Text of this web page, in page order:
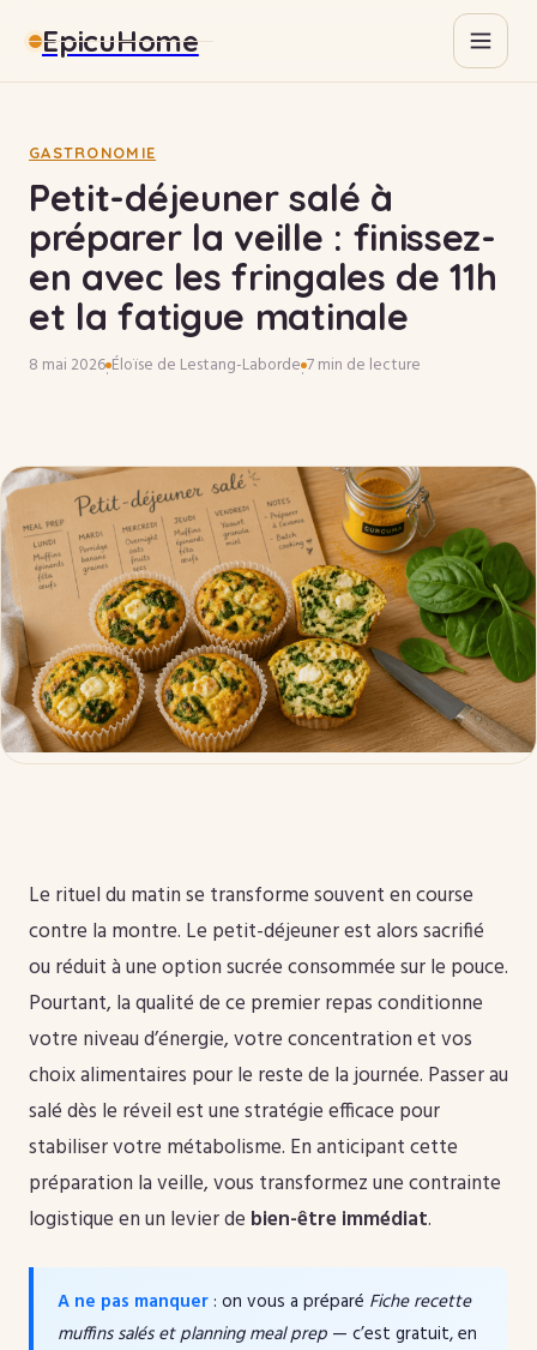
EpicuHome
Gastronomie
Maison
Bricolage
Immobilier
GASTRONOMIE
Petit-déjeuner salé à
préparer la veille : finissez-
en avec les fringales de 11h
et la fatigue matinale
8 mai 2026·Éloïse de Lestang-Laborde·7 min de lecture
Le rituel du matin se transforme souvent en course
contre la montre. Le petit-déjeuner est alors sacrifié
ou réduit à une option sucrée consommée sur le pouce.
Pourtant, la qualité de ce premier repas conditionne
votre niveau d’énergie, votre concentration et vos
choix alimentaires pour le reste de la journée. Passer au
salé dès le réveil est une stratégie efficace pour
stabiliser votre métabolisme. En anticipant cette
préparation la veille, vous transformez une contrainte
logistique en un levier de bien-être immédiat.
A ne pas manquer : on vous a préparé Fiche recette
muffins salés et planning meal prep — c’est gratuit, en